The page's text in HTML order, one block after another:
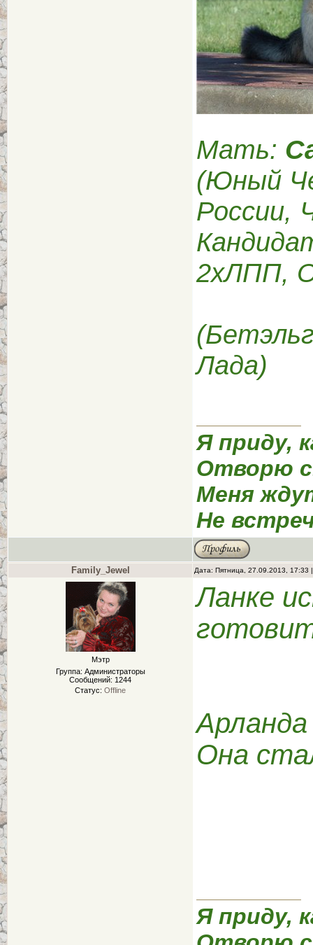
Мать:
(Юный
России,
2хЛПП,
Лада)
Я приду,
Отворю
Меня
Не
Family_Jewel Дата: Пятница, 27.09.2013,
Мэтр
Группа: Администраторы
Сообщений: 1244
Статус: Offline
Ланке
Она
Я приду,